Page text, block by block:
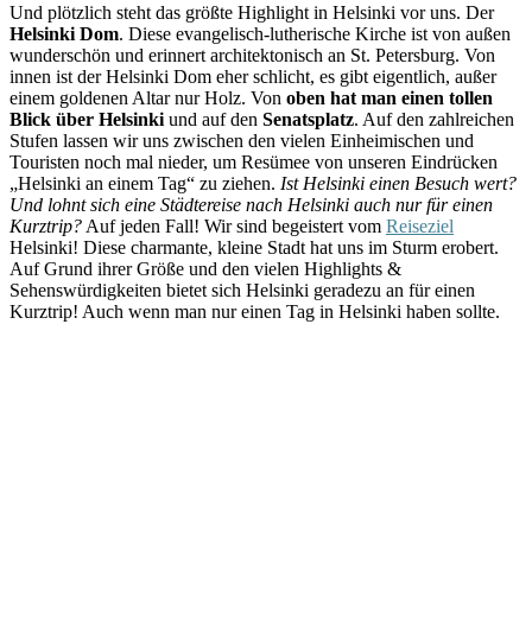
Und plötzlich steht das größte Highlight in Helsinki vor uns. Der
Helsinki Dom. Diese evangelisch-lutherische Kirche ist von außen
wunderschön und erinnert architektonisch an St. Petersburg. Von
innen ist der Helsinki Dom eher schlicht, es gibt eigentlich, außer
einem goldenen Altar nur Holz. Von oben hat man einen tollen
Blick über Helsinki und auf den Senatsplatz. Auf den zahlreichen
Stufen lassen wir uns zwischen den vielen Einheimischen und
Touristen noch mal nieder, um Resümee von unseren Eindrücken
„Helsinki an einem Tag“ zu ziehen. Ist Helsinki einen Besuch wert?
Und lohnt sich eine Städtereise nach Helsinki auch nur für einen
Kurztrip? Auf jeden Fall! Wir sind begeistert vom Reiseziel
Helsinki! Diese charmante, kleine Stadt hat uns im Sturm erobert.
Auf Grund ihrer Größe und den vielen Highlights &
Sehenswürdigkeiten bietet sich Helsinki geradezu an für einen
Kurztrip! Auch wenn man nur einen Tag in Helsinki haben sollte.